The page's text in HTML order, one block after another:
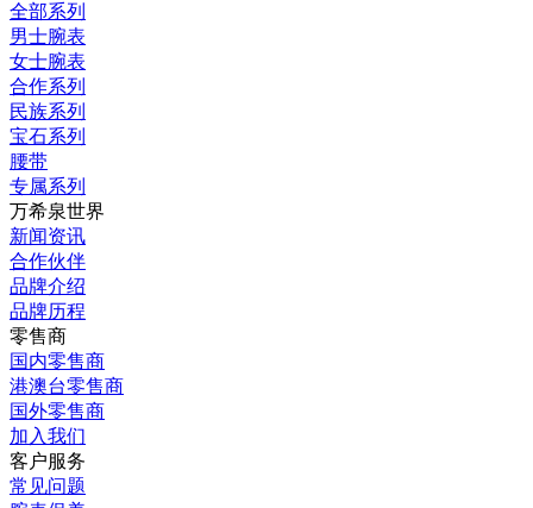
全部系列
男士腕表
女士腕表
合作系列
民族系列
宝石系列
腰带
专属系列
万希泉世界
新闻资讯
合作伙伴
品牌介绍
品牌历程
零售商
国内零售商
港澳台零售商
国外零售商
加入我们
客户服务
常见问题